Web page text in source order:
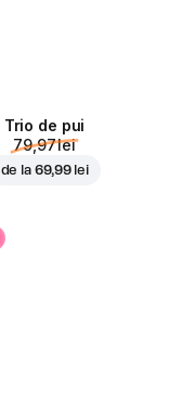
Trio de pui
79,97 lei
de la 69,99 lei